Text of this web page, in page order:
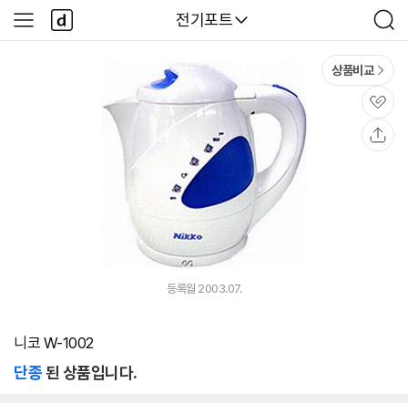
다나와
전기포트
검
색
사
이
다
나
와
상품비교
관
심
등록월 2003.07.
니코 W-1002
단종된 상품입니다.